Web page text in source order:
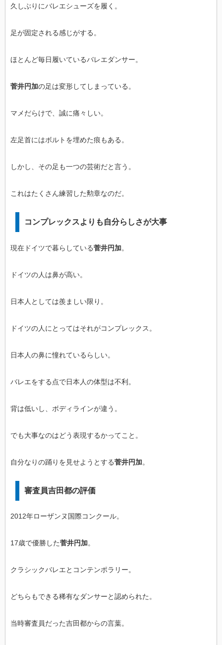
久しぶりにバレエシューズを履く。
足が固定される感じがする。
ほとんど毎日履いているバレエダンサー。
菅井円加の足は変形してしまっている。
マメだらけで、誠に痛々しい。
左足首にはボルトを埋めた痕もある。
しかし、その足も一つの芸術だと言う。
これはたくさん練習した勲章なのだ。
コンプレックスよりも自分らしさが大事
現在ドイツで暮らしている菅井円加。
ドイツの人は鼻が高い。
日本人としては羨ましい限り。
ドイツの人にとってはそれがコンプレックス。
日本人の鼻に憧れているらしい。
バレエをする点で日本人の体型は不利。
背は低いし、ボディラインが違う。
でも大事なのはどう表現するかってこと。
自分なりの踊りを見せようとする菅井円加。
審査員吉田都の評価
2012年ローザンヌ国際コンクール。
17歳で優勝した菅井円加。
クラシックバレエとコンテンポラリー。
どちらもできる稀有なダンサーと認められた。
当時審査員だった吉田都からの言葉。